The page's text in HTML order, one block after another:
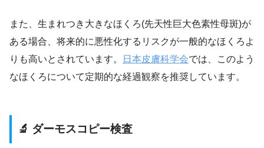
また、生まれつき大きなほくろ(先天性巨大色素性母斑)が
ある場合、将来的に悪性化するリスクが一般的なほくろよ
りも高いとされています。
日本皮膚科学会では、このよう
なほくろについて定期的な経過観察を推奨しています。
🔬 ダーモスコピー検査